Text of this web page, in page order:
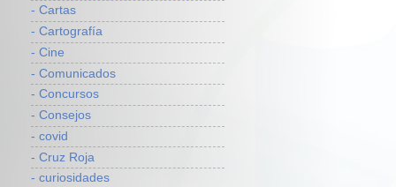
- Cartas
- Cartografía
- Cine
- Comunicados
- Concursos
- Consejos
- covid
- Cruz Roja
- curiosidades